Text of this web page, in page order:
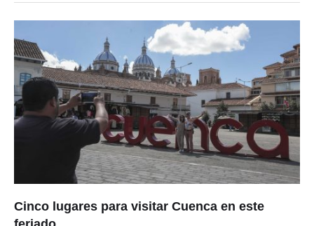
Cinco lugares para visitar Cuenca en este
feriado